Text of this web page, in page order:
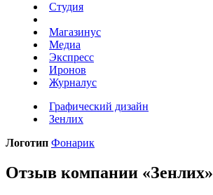
Студия
Магазинус
Медиа
Экспресс
Иронов
Журналус
Графический дизайн
Зенлих
Логотип Фонарик
Отзыв компании «Зенлих»